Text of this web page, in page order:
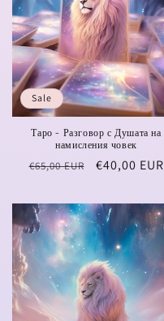
Sale
Таро - Разговор с Душата на
намисления човек
Regular
€65,00 EUR
Sale
€40,00 EUR